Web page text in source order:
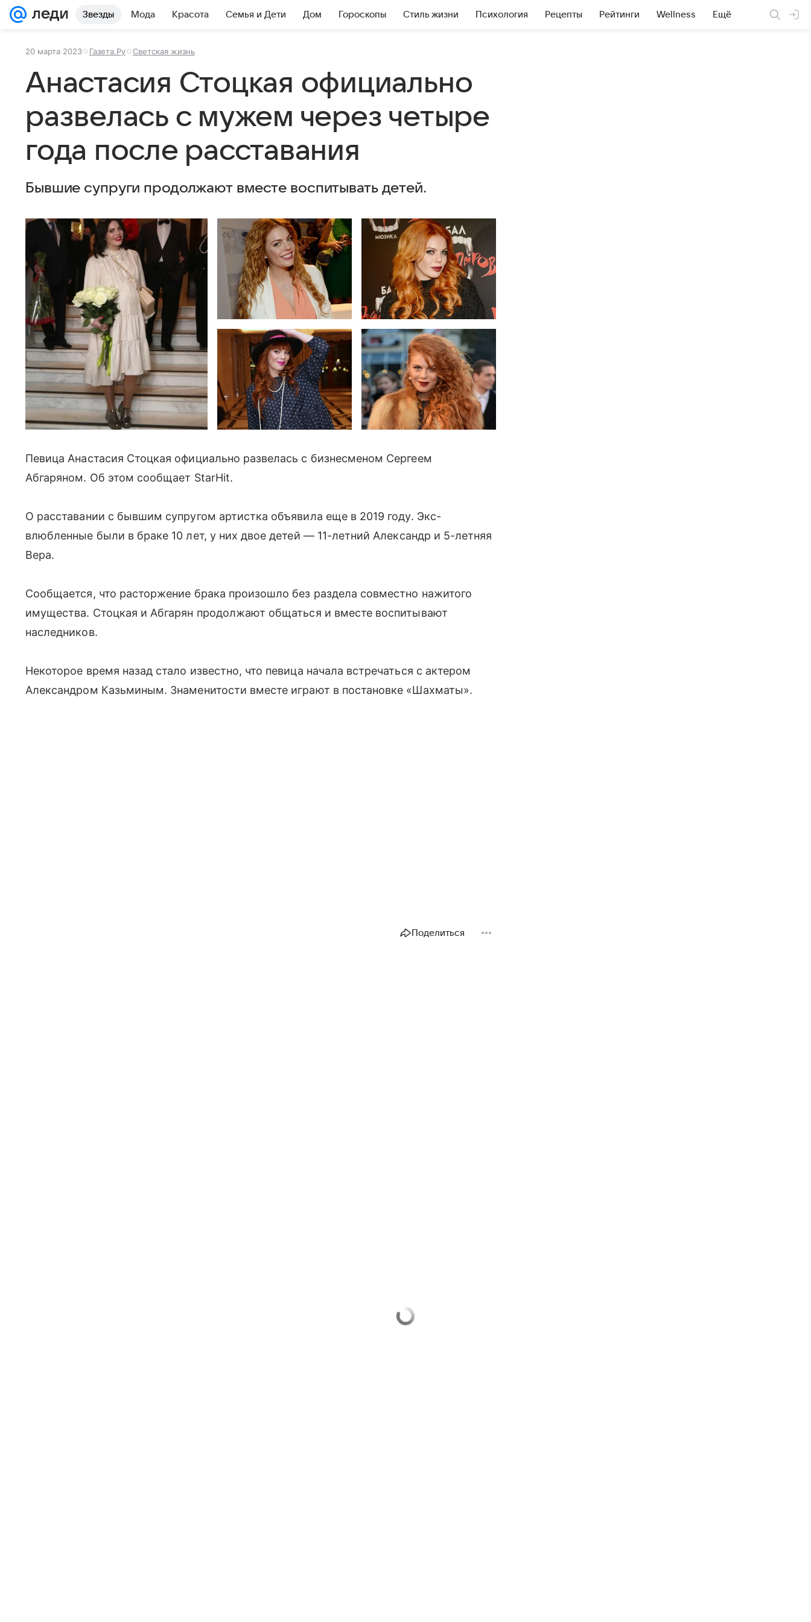
Звезды Мода Красота Семья и Дети Дом Гороскопы Стиль жизни Психология Рецепты Рейтинги Wellness Ещё
20 марта 2023 Газета.Ру Светская жизнь
Анастасия Стоцкая официально
развелась с мужем через четыре
года после расставания
Бывшие супруги продолжают вместе воспитывать детей.
Певица Анастасия Стоцкая официально развелась с бизнесменом Сергеем
Абгаряном. Об этом сообщает StarHit.
О расставании с бывшим супругом артистка объявила еще в 2019 году. Экс-
влюбленные были в браке 10 лет, у них двое детей — 11-летний Александр и 5-летняя
Вера.
Сообщается, что расторжение брака произошло без раздела совместно нажитого
имущества. Стоцкая и Абгарян продолжают общаться и вместе воспитывают
наследников.
Некоторое время назад стало известно, что певица начала встречаться с актером
Александром Казьминым. Знаменитости вместе играют в постановке «Шахматы».
Поделиться